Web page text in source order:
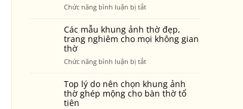
phụng?
không
điều
cấm
của
Đoan
Ngọ
văn
người
Việt
Chức năng bình luận bị tắtở
phá
Mộc
Gia
–
hiệu
đồ
Các mẫu khung ảnh thờ đẹp,
trang nghiêm cho mọi không gian
thờ
Chức năng bình luận bị tắtở
mẫu
khung
Top lý do nên chọn khung ảnh
thờ ghép mộng cho bàn thờ tổ
tiên